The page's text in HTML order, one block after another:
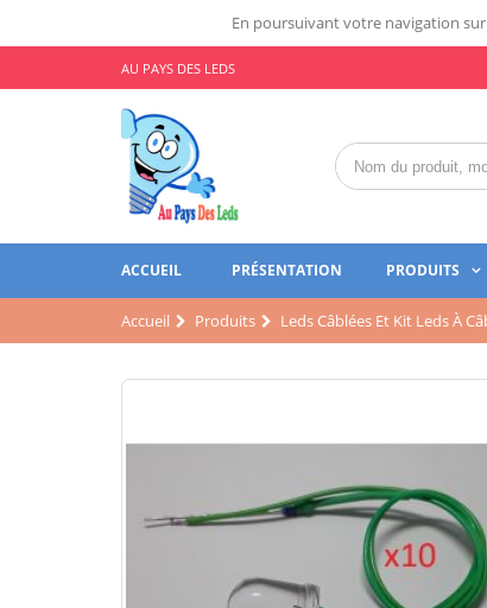
En poursuivant votre navigation
AU PAYS DES LEDS
ACCUEIL PRÉSENTATION PRODUITS
Accueil Produits Leds Câblées Et Kit Leds À